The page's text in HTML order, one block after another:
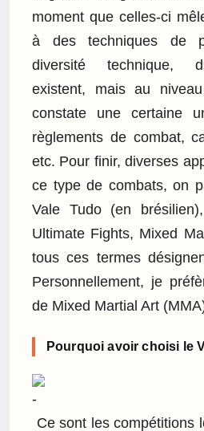
moment que celles-ci
à des techniques de
diversité technique,
existent, mais au
constate une certaine
règlements de combat,
etc. Pour finir, diverses
ce type de combats, on
Vale Tudo (en
Ultimate Fights, Mixed
tous ces termes
Personnellement, je
de Mixed Martial Art
Pourquoi avoir choisi le
Ce sont les compétitions